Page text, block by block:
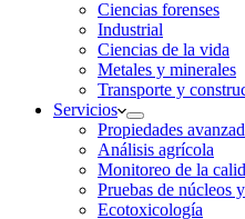
Ciencias forenses
Industrial
Ciencias de la vida
Metales y minerales
Transporte y
Servicios
Propiedades
Análisis agrícola
Monitoreo de la
Pruebas de núcleos
Ecotoxicología